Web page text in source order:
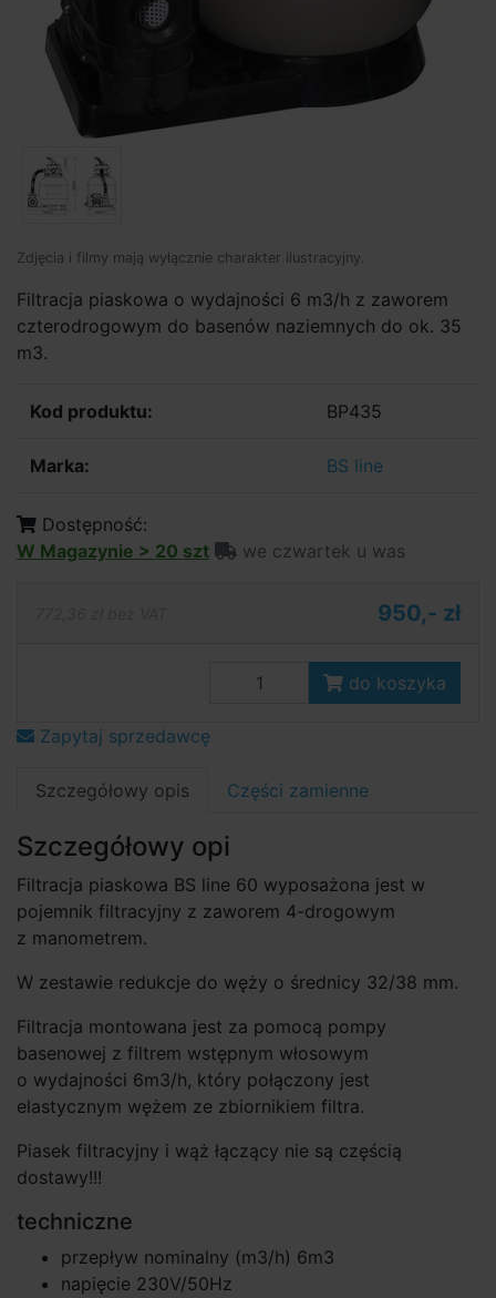
Zdjęcia i filmy mają wyłącznie charakter ilustracyjny.
Filtracja piaskowa o wydajności 6 m3/h z zaworem
czterodrogowym do basenów naziemnych do ok. 35
m3.
Kod produktu: BP435
Marka: BS line
Dostępność:
W Magazynie > 20 szt
we czwartek u was
950,- zł
do koszyka
Zapytaj sprzedawcę
Szczegółowy opis Części zamienne
Szczegółowy opi
Filtracja piaskowa BS line 60 wyposażona jest w
pojemnik filtracyjny z zaworem 4-drogowym
z manometrem.
W zestawie redukcje do węży o średnicy 32/38 mm.
Filtracja montowana jest za pomocą pompy
basenowej z filtrem wstępnym włosowym
o wydajności 6m3/h, który połączony jest
elastycznym wężem ze zbiornikiem filtra.
Piasek filtracyjny i wąż łączący nie są częścią
dostawy!!!
techniczne
przepływ nominalny (m3/h) 6m3
napięcie 230V/50Hz